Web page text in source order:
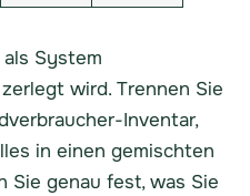
System
wird. Trennen Sie
Inventar,
in einen gemischten
Sie genau fest, was Sie